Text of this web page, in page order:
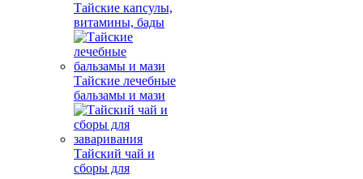
Тайские капсулы,
витамины, бады
Тайские лечебные
бальзамы и мази
Тайский чай и
сборы для